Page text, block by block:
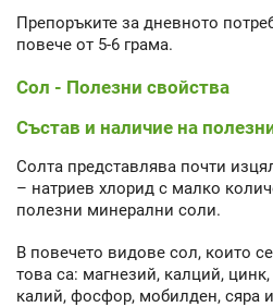
Препоръките за дневното
повече от 5-6 грама.
Сол - Полезни свойства
Състав и наличие на
Солта представлява почти
– натриев хлорид с малко
полезни минерални соли.
В повечето видове сол, които
това са: магнезий, калций,
калий, фосфор, мобилден, сяра